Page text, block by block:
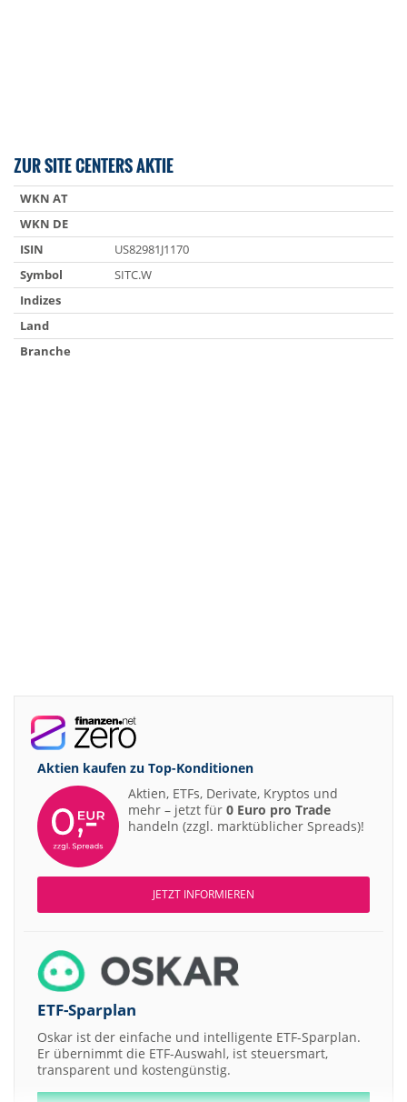
ZUR SITE CENTERS AKTIE
WKN AT
WKN DE
ISIN
US82981J1170
Symbol
SITC.W
Indizes
Land
Branche
Aktien kaufen zu Top-Konditionen
Aktien, ETFs, Derivate, Kryptos und
mehr – jetzt für 0 Euro pro Trade
handeln (zzgl. marktüblicher Spreads)!
JETZT INFORMIEREN
ETF-Sparplan
Oskar ist der einfache und intelligente ETF-Sparplan.
Er übernimmt die ETF-Auswahl, ist steuersmart,
transparent und kostengünstig.